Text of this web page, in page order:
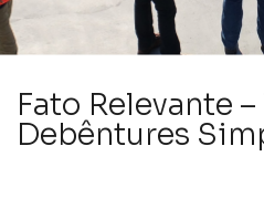
Fato Relevante –
Debêntures